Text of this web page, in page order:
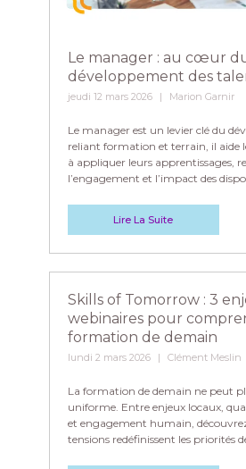
Le manager : au cœur
développement des
jeudi 12 mars 2026 Marion Garnir
Le manager est un levier clé du
reliant formation et terrain, il aide
à appliquer leurs apprentissages,
l’engagement et l’impact des
Lire La Suite
Skills of Tomorrow : 3
webinaires pour
formation de demain
lundi 2 mars 2026 Clément Meslin
La formation de demain ne peut
uniforme. Entre enjeux locaux,
et engagement humain,
tensions redéfinissent les priorités